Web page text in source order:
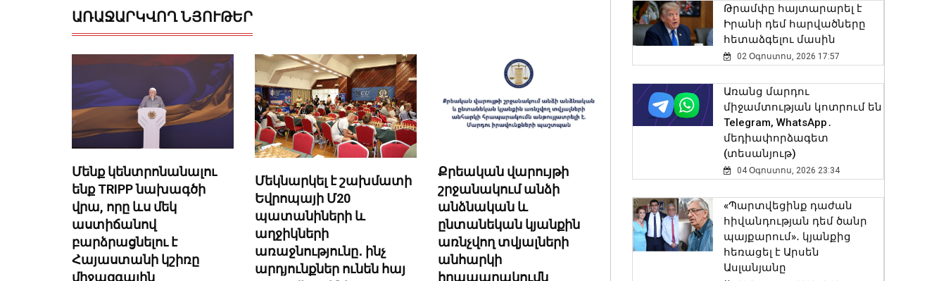
ԱՌԱՋԱՐԿՎՈՂ ՆՅՈՒԹԵՐ
Մենք կենտրոնանալու
ենք TRIPP նախագծի
վրա, որը ևս մեկ
աստիճանով
բարձրացնելու է
Հայաստանի կշիռը
միջազգային
Մեկնարկել է շախմատի
Եվրոպայի Մ20
պատանիների և
աղջիկների
առաջնությունը․ ինչ
արդյունքներ ունեն հայ
Քրեական վարույթի
շրջանակում անձի
անձնական և
ընտանեկան կյանքին
առնչվող տվյալների
անհարկի
հրապարակումն
Փարիզը կշարունակի
աջակցել Հայաստանի և
Ադրբեջանի միջև
ԱԳՆ
08 Օգոստոս, 2026 16:05
Խաղաղությունը
շրջադարձային է մեր
երկրում տնտեսական և
փոխելու տեսակետից.
Փաշինյան
08 Օգոստոս, 2026 15:49
Հրազդանում գործարկվեց
Թրամփը հայտարարել է
Իրանի դեմ հարվածները
հետաձգելու մասին
02 Օգոստոս, 2026 17:57
Առանց մարդու
միջամտության կոտրում են
Telegram, WhatsApp․
մեդիափորձագետ
(տեսանյութ)
04 Օգոստոս, 2026 23:34
«Պարտվեցինք դաժան
հիվանդության դեմ ծանր
պայքարում»․ կյանքից
հեռացել է Արսեն
Ասլանյանը